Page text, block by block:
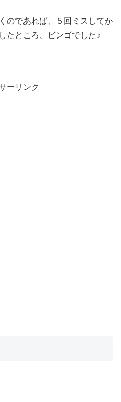
のであれば、５回ミスしてか
たところ、ビンゴでした♪
ーリンク